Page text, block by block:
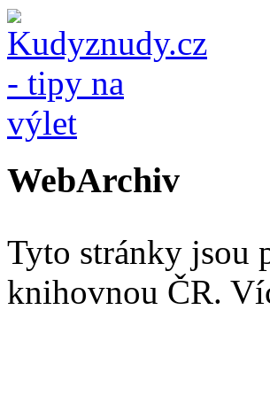
WebArchiv
Tyto stránky jsou
knihovnou ČR.